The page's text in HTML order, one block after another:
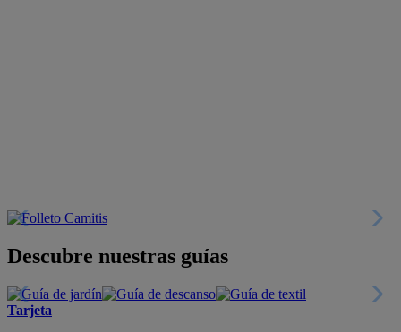
Descubre nuestras guías
Tarjeta